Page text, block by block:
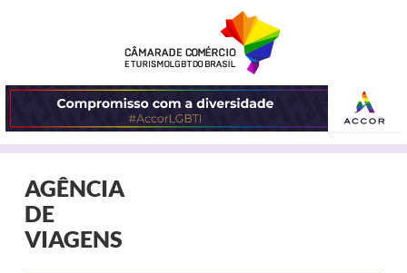
AGÊNCIA
DE
VIAGENS